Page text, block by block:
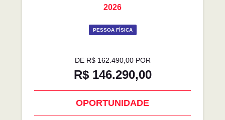
2026
PESSOA FÍSICA
DE R$ 162.490,00 POR
R$ 146.290,00
OPORTUNIDADE